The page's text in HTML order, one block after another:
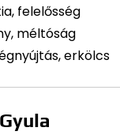
felelősség
méltóság
erkölcs